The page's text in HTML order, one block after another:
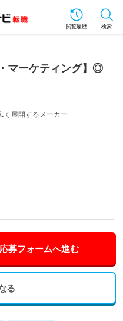
閲覧履歴 検索
マーケティング】◎
く展開するメーカー
募フォームへ進む
る